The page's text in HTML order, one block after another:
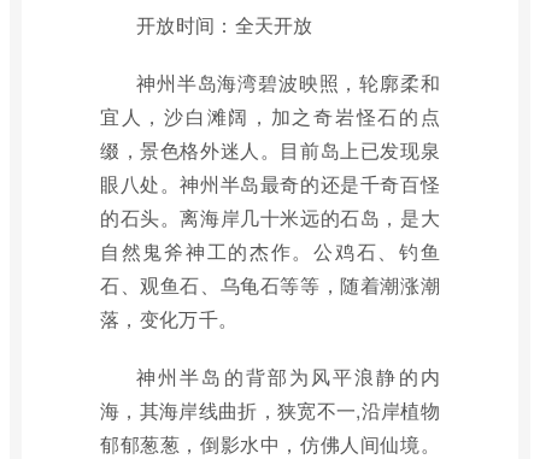
开放时间：全天开放
神州半岛海湾碧波映照，轮廓柔和
宜人，沙白滩阔，加之奇岩怪石的点
缀，景色格外迷人。目前岛上已发现泉
眼八处。神州半岛最奇的还是千奇百怪
的石头。离海岸几十米远的石岛，是大
自然鬼斧神工的杰作。公鸡石、钓鱼
石、观鱼石、乌龟石等等，随着潮涨潮
落，变化万千。
神州半岛的背部为风平浪静的内
海，其海岸线曲折，狭宽不一,沿岸植物
郁郁葱葱，倒影水中，仿佛人间仙境。